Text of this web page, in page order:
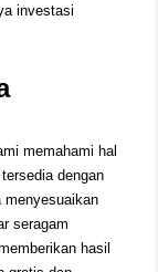
investasi
memahami hal
dengan
menyesuaikan
seragam
hasil